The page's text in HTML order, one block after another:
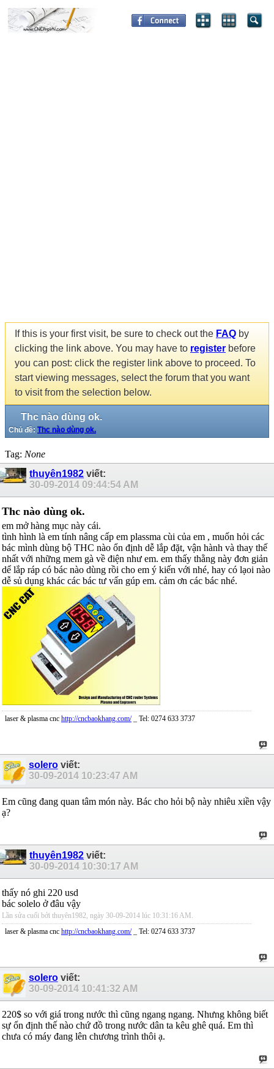
If this is your first visit, be sure to check out the FAQ by
clicking the link above. You may have to register before
you can post: click the register link above to proceed. To
start viewing messages, select the forum that you want
to visit from the selection below.
Thc nào dùng ok.
Chủ đề: Thc nào dùng ok.
Tag: None
thuyên1982 viết:
30-09-2014 09:44:54 AM
Thc nào dùng ok.
em mở hàng mục này cái.
tình hình là em tính nâng cấp em plassma cùi của em , muốn hỏi các
bác mình dùng bộ THC nào ổn định dễ lắp đặt, vận hành và thay thế
nhất với những mem gà về điện như em. em thấy thằng này đơn giản
dể lắp ráp có bác nào dùng rồi cho em ý kiến với nhé, hay có lạoi nào
dễ sủ dụng khác các bác tư vấn gúp em. cảm ơn các bác nhé.
laser & plasma cnc http://cncbaokhang.com/_ Tel: 0274 633 3737
soleroviết:
30-09-2014 10:23:47 AM
Em cũng đang quan tâm món này. Bác cho hỏi bộ này nhiêu xiền vậy
ạ?
thuyên1982 viết:
30-09-2014 10:30:17 AM
thấy nó ghi 220 usd
bác solelo ở đâu vậy
Lần sửa cuối bởi thuyên1982, ngày 30-09-2014 lúc 10:31:16 AM
laser & plasma cnc http://cncbaokhang.com/_ Tel: 0274 633 3737
soleroviết:
30-09-2014 10:41:32 AM
220$ so với giá trong nước thì cũng ngang ngang. Nhưng không biết
sự ổn định thế nào chứ đồ trong nước dân ta kêu ghê quá. Em thì
chưa có máy đang lên chương trình thôi ạ.